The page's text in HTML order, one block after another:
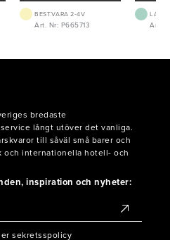
BEST.VARA 2-4V
Art. Nr: P665713 Art.
bredaste
långt utöver det vanliga.
till såväl små barer och
och internationella hotell- och
inspiration och nyheter:
sekretsspolicy